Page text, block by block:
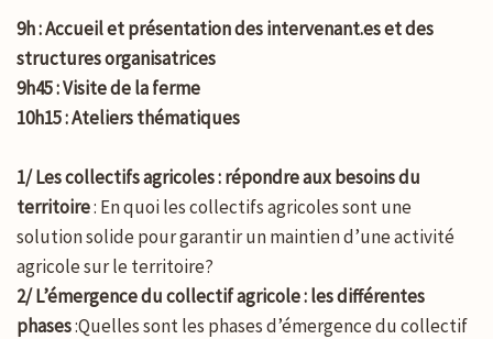
9h : Accueil et présentation des intervenant.es et des
structures organisatrices
9h45 : Visite de la ferme
10h15 : Ateliers thématiques
1/ Les collectifs agricoles : répondre aux besoins du
territoire: En quoi les collectifs agricoles sont une
solution solide pour garantir un maintien d’une activité
agricole sur le territoire?
2/ L’émergence du collectif agricole : les différentes
phases:Quelles sont les phases d’émergence du collectif